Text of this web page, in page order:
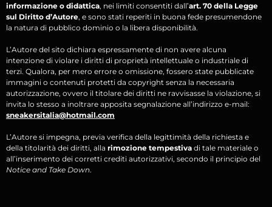
informazione o didattica, nei limiti consentiti dall’art. 70 della Legge
sul Diritto d’Autore, e sono stati reperiti in buona fede presumendone
la natura di pubblico dominio o la libera disponibilità.
L’Autore del sito dichiara espressamente di non avere alcuna
intenzione di violare i diritti di proprietà intellettuale o industriale di
terzi. Qualora, per mero errore o omissione, fossero state pubblicate
immagini o contenuti protetti da copyright senza la necessaria
autorizzazione, ovvero il titolare dei diritti ne ravvisasse la violazione, si
invita lo stesso a inoltrare apposita segnalazione all’indirizzo e-mail:
sneakersitalia@hotmail.com
L’Autore si impegna, previa verifica della legittimità della richiesta e
della titolarità dei diritti, alla rimozione tempestiva di tale materiale o
all’inserimento dei corretti crediti autorizzativi, secondo il principio del
Notice and Take Down.